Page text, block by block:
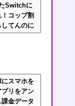
Switchに
コップ割
てんのに
もｗ」と
スマホを
リをアン
金データ